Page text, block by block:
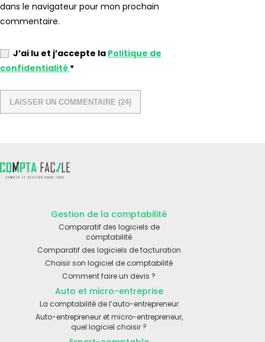
dans le navigateur pour mon prochain
commentaire.
J’ai lu et j’accepte la Politique de
confidentialité *
Gestion de la comptabilité
Comparatif des logiciels de
comptabilité
Comparatif des logiciels de facturation
Choisir son logiciel de comptabilité
Comment faire un devis ?
Auto et micro-entreprise
La comptabilité de l’auto-entrepreneur
Auto-entrepreneur et micro-entrepreneur,
quel logiciel choisir ?